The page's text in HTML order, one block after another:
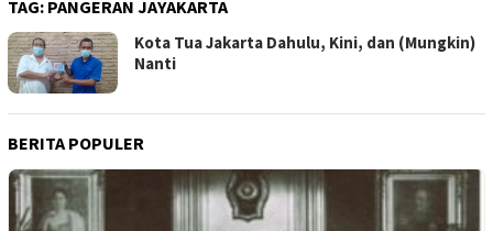
TAG: PANGERAN JAYAKARTA
Kota Tua Jakarta Dahulu, Kini, dan (Mungkin)
Nanti
BERITA POPULER